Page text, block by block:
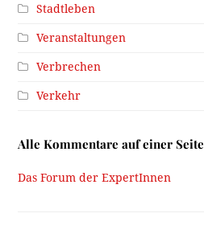
Stadtleben
Veranstaltungen
Verbrechen
Verkehr
Alle Kommentare auf einer Seite
Das Forum der ExpertInnen